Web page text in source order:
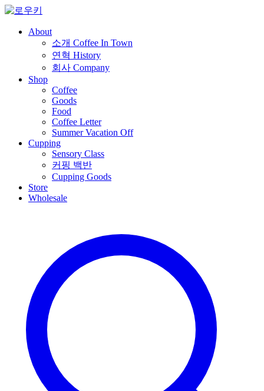
About
소개 Coffee In Town
연혁 History
회사 Company
Shop
Coffee
Goods
Food
Coffee Letter
Summer Vacation Off
Cupping
Sensory Class
커핑 백반
Cupping Goods
Store
Wholesale